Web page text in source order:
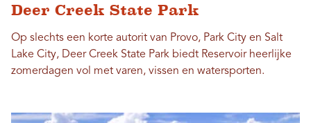
Deer Creek State Park
Op slechts een korte autorit van Provo, Park City en Salt
Lake City, Deer Creek State Park biedt Reservoir heerlijke
zomerdagen vol met varen, vissen en watersporten.